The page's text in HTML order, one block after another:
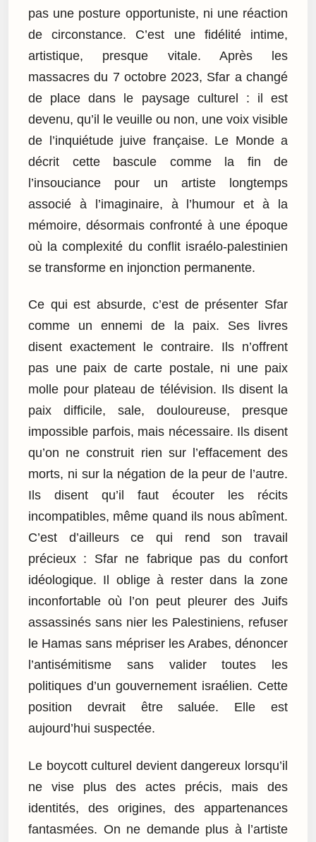
pas une posture opportuniste, ni une réaction
de circonstance. C’est une fidélité intime,
artistique, presque vitale. Après les
massacres du 7 octobre 2023, Sfar a changé
de place dans le paysage culturel : il est
devenu, qu’il le veuille ou non, une voix visible
de l’inquiétude juive française. Le Monde a
décrit cette bascule comme la fin de
l’insouciance pour un artiste longtemps
associé à l’imaginaire, à l’humour et à la
mémoire, désormais confronté à une époque
où la complexité du conflit israélo-palestinien
se transforme en injonction permanente.
Ce qui est absurde, c’est de présenter Sfar
comme un ennemi de la paix. Ses livres
disent exactement le contraire. Ils n’offrent
pas une paix de carte postale, ni une paix
molle pour plateau de télévision. Ils disent la
paix difficile, sale, douloureuse, presque
impossible parfois, mais nécessaire. Ils disent
qu’on ne construit rien sur l’effacement des
morts, ni sur la négation de la peur de l’autre.
Ils disent qu’il faut écouter les récits
incompatibles, même quand ils nous abîment.
C’est d’ailleurs ce qui rend son travail
précieux : Sfar ne fabrique pas du confort
idéologique. Il oblige à rester dans la zone
inconfortable où l’on peut pleurer des Juifs
assassinés sans nier les Palestiniens, refuser
le Hamas sans mépriser les Arabes, dénoncer
l’antisémitisme sans valider toutes les
politiques d’un gouvernement israélien. Cette
position devrait être saluée. Elle est
aujourd’hui suspectée.
Le boycott culturel devient dangereux lorsqu’il
ne vise plus des actes précis, mais des
identités, des origines, des appartenances
fantasmées. On ne demande plus à l’artiste